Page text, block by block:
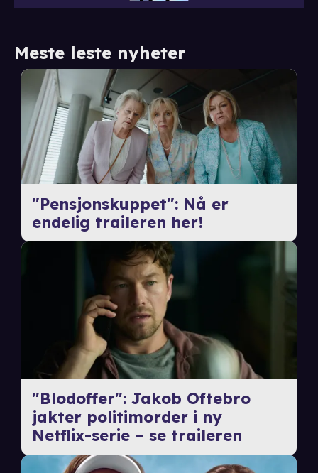
Meste leste nyheter
"Pensjonskuppet": Nå er
endelig traileren her!
"Blodoffer": Jakob Oftebro
jakter politimorder i ny
Netflix-serie – se traileren